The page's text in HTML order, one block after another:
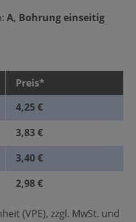
A, Bohrung einseitig
Preis*
4,25 €
3,83 €
3,40 €
2,98 €
(VPE), zzgl. MwSt. und